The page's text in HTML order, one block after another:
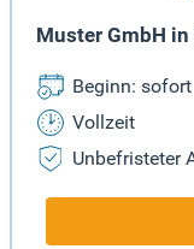
Muster GmbH
Beginn: sofort
Vollzeit
Unbefristeter